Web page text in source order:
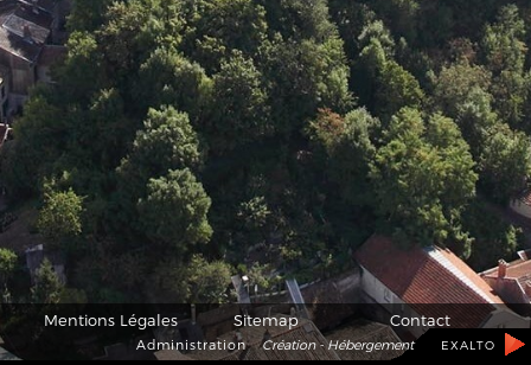
Mentions Légales Sitemap Contact
Administration Création - Hébergement EXALTO